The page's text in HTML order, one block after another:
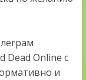
Dead Online с
и